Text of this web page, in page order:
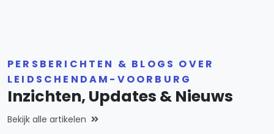
PERSBERICHTEN & BLOGS OVER
LEIDSCHENDAM-VOORBURG
Inzichten, Updates & Nieuws
Bekijk alle artikelen